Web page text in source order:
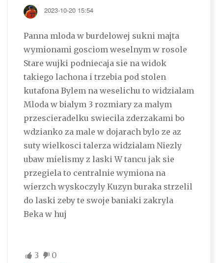
2023-10-20 15:54
Panna mloda w burdelowej sukni majta
wymionami gosciom weselnym w rosole
Stare wujki podniecaja sie na widok
takiego lachona i trzebia pod stolen
kutafona Bylem na weselichu to widzialam
Mloda w bialym 3 rozmiary za malym
przescieradelku swiecila zderzakami bo
wdzianko za male w dojarach bylo ze az
suty wielkosci talerza widzialam Niezly
ubaw mielismy z laski W tancu jak sie
przegiela to centralnie wymiona na
wierzch wyskoczyly Kuzyn buraka strzelil
do laski zeby te swoje baniaki zakryla
Beka w huj
3
0